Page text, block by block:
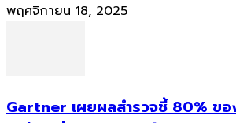
พฤศจิกายน 18, 2025
Gartner เผยผลสำรวจชี้ 80% ขอ